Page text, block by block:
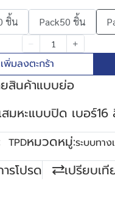
ชิ้น Pack50 ชิ้น
เพิ่มลงตะกร้า
สินค้าแบบย่อ
มหะแบบปิด เบอร์16
TPDหมวดหมู่:ระบบทาง
รโปรด เปรียบเที